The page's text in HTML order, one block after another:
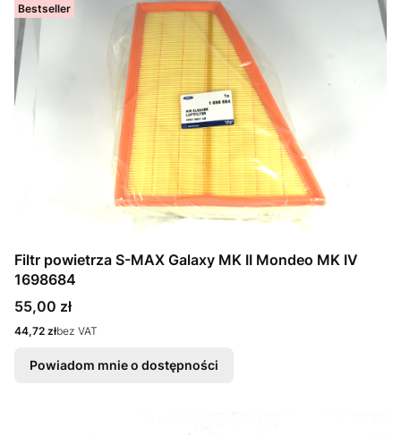
Bestseller
Filtr powietrza S-MAX Galaxy MK II Mondeo MK IV
1698684
Cena
55,00 zł
Cena
44,72 złbez VAT
Powiadom mnie o dostępności